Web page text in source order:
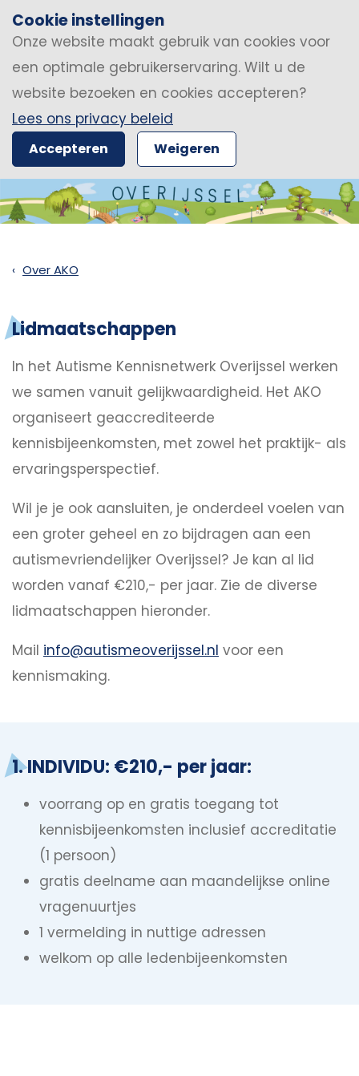
Cookie instellingen
Onze website maakt gebruik van cookies voor
een optimale gebruikerservaring. Wilt u de
website bezoeken en cookies accepteren?
Lees ons privacy beleid
Accepteren Weigeren
Over AKO
Lidmaatschappen
In het Autisme Kennisnetwerk Overijssel werken
we samen vanuit gelijkwaardigheid. Het AKO
organiseert geaccrediteerde
kennisbijeenkomsten, met zowel het praktijk- als
ervaringsperspectief.
Wil je je ook aansluiten, je onderdeel voelen van
een groter geheel en zo bijdragen aan een
autismevriendelijker Overijssel? Je kan al lid
worden vanaf €210,- per jaar. Zie de diverse
lidmaatschappen hieronder.
Mail info@autismeoverijssel.nl voor een
kennismaking.
1. INDIVIDU: €210,- per jaar:
voorrang op en gratis toegang tot
kennisbijeenkomsten inclusief accreditatie
(1 persoon)
gratis deelname aan maandelijkse online
vragenuurtjes
1 vermelding in nuttige adressen
welkom op alle ledenbijeenkomsten